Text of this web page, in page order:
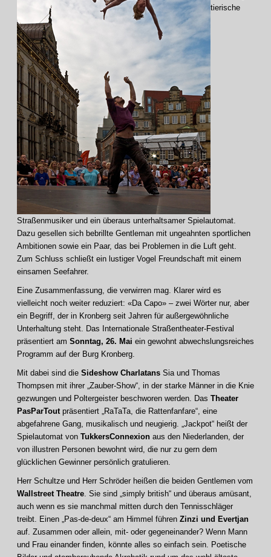
tierische
Straßenmusiker und ein überaus unterhaltsamer Spielautomat.
Dazu gesellen sich bebrillte Gentleman mit ungeahnten sportlichen
Ambitionen sowie ein Paar, das bei Problemen in die Luft geht.
Zum Schluss schließt ein lustiger Vogel Freundschaft mit einem
einsamen Seefahrer.
Eine Zusammenfassung, die verwirren mag. Klarer wird es
vielleicht noch weiter reduziert: «Da Capo» – zwei Wörter nur, aber
ein Begriff, der in Kronberg seit Jahren für außergewöhnliche
Unterhaltung steht. Das Internationale Straßentheater-Festival
präsentiert am Sonntag, 26. Mai ein gewohnt abwechslungsreiches
Programm auf der Burg Kronberg.
Mit dabei sind die Sideshow Charlatans Sia und Thomas
Thompsen mit ihrer „Zauber-Show“, in der starke Männer in die Knie
gezwungen und Poltergeister beschworen werden. Das Theater
PasParToutpräsentiert „RaTaTa, die Rattenfanfare“, eine
abgefahrene Gang, musikalisch und neugierig. „Jackpot“ heißt der
Spielautomat von TukkersConnexion aus den Niederlanden, der
von illustren Personen bewohnt wird, die nur zu gern dem
glücklichen Gewinner persönlich gratulieren.
Herr Schultze und Herr Schröder heißen die beiden Gentlemen vom
Wallstreet Theatre. Sie sind „simply british“ und überaus amüsant,
auch wenn es sie manchmal mitten durch den Tennisschläger
treibt. Einen „Pas-de-deux“ am Himmel führen Zinzi und Evertjan
auf. Zusammen oder allein, mit- oder gegeneinander? Wenn Mann
und Frau einander finden, könnte alles so einfach sein. Poetische